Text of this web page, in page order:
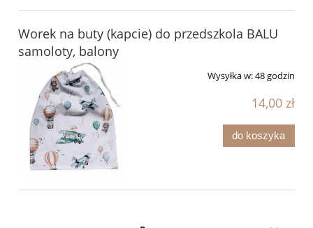
Worek na buty (kapcie) do przedszkola BALU
samoloty, balony
Wysyłka w:48 godzin
14,00 zł
do koszyka